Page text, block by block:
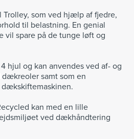
Trolley, som ved hjælp af fjedre,
til belastning. En genial
vil spare på de tunge løft og
hjul og kan anvendes ved af- og
samt som en
kan med en lille
ved dækhåndtering